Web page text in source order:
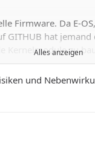
Firmware. Da E-
hat
zu
Alles anzeigen
und